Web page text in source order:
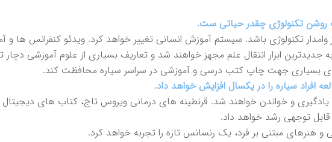
تكنولوژى باشد. سيستم آموزش انسانى تغيير خواهد كرد. ويدئو كنفرانس ها
ابزار انتقال علم مجهز خواهند شد و تعاريف بسيارى از علوم آموزشى دچار
بسيارى جهت چاپ كتب درسى و آموزشى در سراسر سياره محافظت كند.
يادگيرى و خواندن خواهند شد. قرنطينه هاى درمانى ويروس تاج، كتاب هاى
توجهى رشد خواهد داد.
مبتنى بر فرد، يك رنسانس تازه را تجربه خواهد كرد.